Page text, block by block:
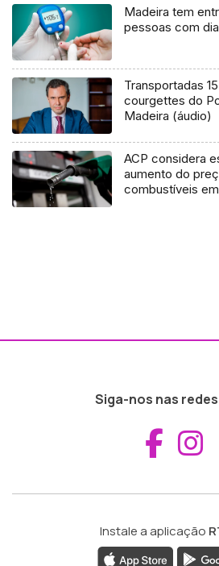
Madeira tem
pessoas com
Transportadas
courgettes do
Madeira (áudio)
ACP considera
aumento do
combustíveis
Siga-nos nas
Instale a aplicação